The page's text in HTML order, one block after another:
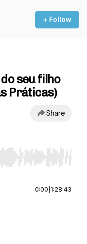
+ Follow
seu filho
Práticas)
Share
Home/End to jump to
0:00 1:28:43